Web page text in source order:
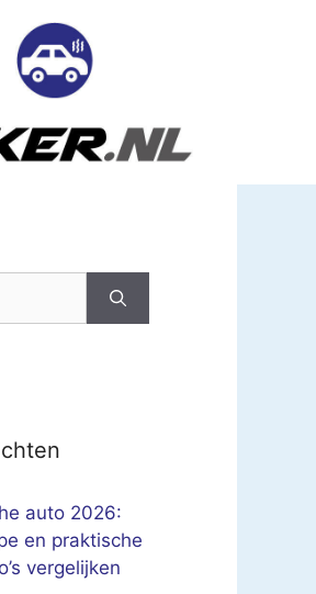
auto 2026:
en praktische
vergelijken